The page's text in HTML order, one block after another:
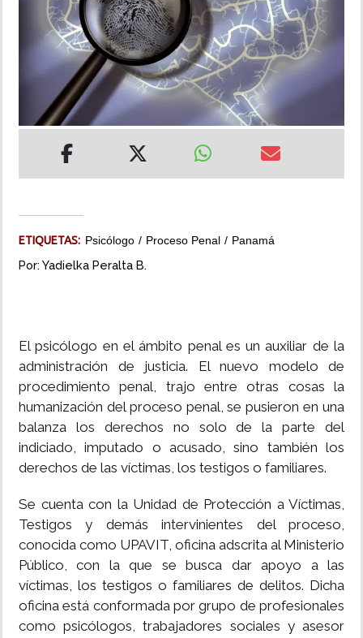
DEPORTES
MUNDO
INSÓLITAS
MULTIMEDIA
ETIQUETAS: Psicólogo Proceso Penal Panamá
Por: Yadielka Peralta B.
El psicólogo en el ámbito penal es un auxiliar de la
administración de justicia. El nuevo modelo de
procedimiento penal, trajo entre otras cosas la
humanización del proceso penal, se pusieron en una
balanza los derechos no solo de la parte del
indiciado, imputado o acusado, sino también los
derechos de las víctimas, los testigos o familiares.
Se cuenta con la Unidad de Protección a Víctimas,
Testigos y demás intervinientes del proceso,
conocida como UPAVIT, oficina adscrita al Ministerio
Público, con la que se busca dar apoyo a las
víctimas, los testigos o familiares de delitos. Dicha
oficina está conformada por grupo de profesionales
como psicólogos, trabajadores sociales y asesor